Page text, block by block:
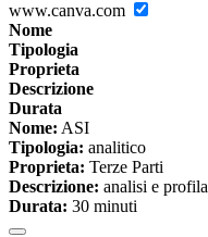
www.canva.com
Nome
Tipologia
Proprieta
Descrizione
Durata
Nome: ASI
Tipologia: analitico
Proprieta: Terze Parti
Descrizione: analisi e
Durata: 30 minuti